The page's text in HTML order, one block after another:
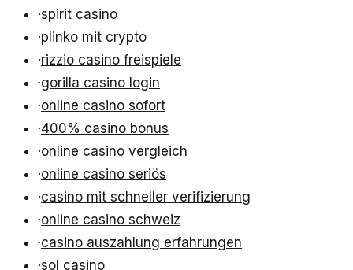
·spirit casino
·plinko mit crypto
·rizzio casino freispiele
·gorilla casino login
·online casino sofort
·400% casino bonus
·online casino vergleich
·online casino seriös
·casino mit schneller verifizierung
·online casino schweiz
·casino auszahlung erfahrungen
·sol casino